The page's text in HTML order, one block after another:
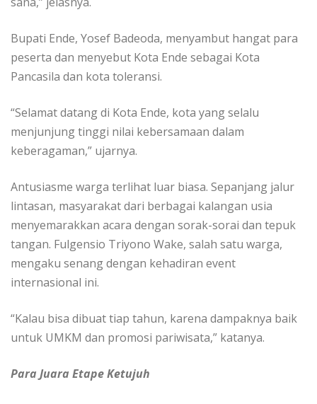
Bupati Ende, Yosef Badeoda, menyambut hangat para
peserta dan menyebut Kota Ende sebagai Kota
Pancasila dan kota toleransi.
“Selamat datang di Kota Ende, kota yang selalu
menjunjung tinggi nilai kebersamaan dalam
keberagaman,” ujarnya.
Antusiasme warga terlihat luar biasa. Sepanjang jalur
lintasan, masyarakat dari berbagai kalangan usia
menyemarakkan acara dengan sorak-sorai dan tepuk
tangan. Fulgensio Triyono Wake, salah satu warga,
mengaku senang dengan kehadiran event
internasional ini.
“Kalau bisa dibuat tiap tahun, karena dampaknya baik
untuk UMKM dan promosi pariwisata,” katanya.
Para Juara Etape Ketujuh